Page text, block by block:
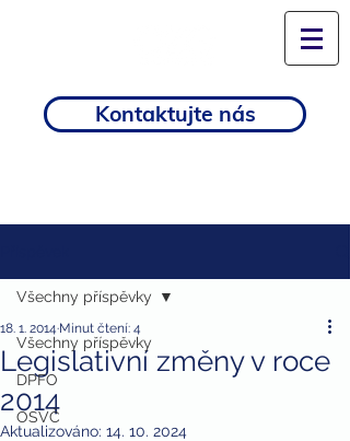
Kontaktujte nás
Všechny příspěvky
DPFO
OSVČ
Všechny příspěvky
Legislativní změny v roce
2014
18. 1. 2014 Minut čtení: 4
Aktualizováno: 14. 10. 2024